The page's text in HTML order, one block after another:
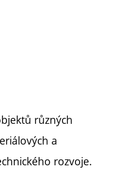
různých
a
rozvoje.